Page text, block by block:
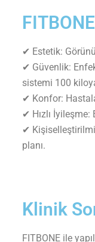
✔ Estetik:
✔ Güvenlik:
sistemi 100
✔ Konfor:
✔ Hızlı
✔
planı.
Klinik
FITBONE ile